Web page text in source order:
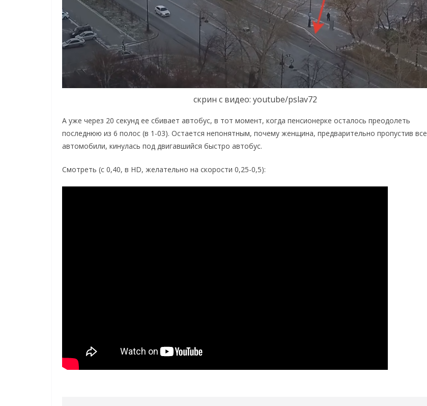
скрин с видео: youtube/pslav72
А уже через 20 секунд ее сбивает автобус, в тот момент, когда пенсионерке осталось преодолеть
последнюю из 6 полос (в 1-03). Остается непонятным, почему женщина, предварительно пропустив все
автомобили, кинулась под двигавшийся быстро автобус.
Смотреть (с 0,40, в HD, желательно на скорости 0,25-0,5):